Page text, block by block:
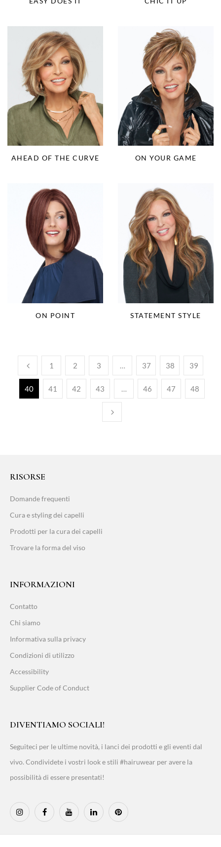
AHEAD OF THE CURVE ON YOUR GAME
ON POINT STATEMENT STYLE
1 2 3 … 37 38 39
40 41 42 43 … 46 47 48
RISORSE
Domande frequenti
Cura e styling dei capelli
Prodotti per la cura dei capelli
Trovare la forma del viso
INFORMAZIONI
Contatto
Chi siamo
Informativa sulla privacy
Condizioni di utilizzo
Accessibility
Supplier Code of Conduct
DIVENTIAMO SOCIALI!
Seguiteci per le ultime novità, i lanci dei prodotti e gli eventi dal
vivo. Condividete i vostri look e stili #hairuwear per avere la
possibilità di essere presentati!